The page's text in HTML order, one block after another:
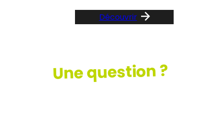
Découvrir
Une question ?